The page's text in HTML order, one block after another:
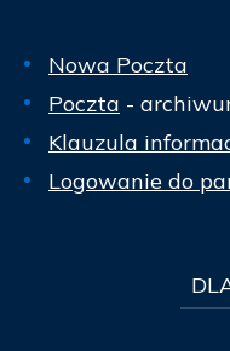
Nowa Poczta
Poczta -
Klauzula
Logowanie do